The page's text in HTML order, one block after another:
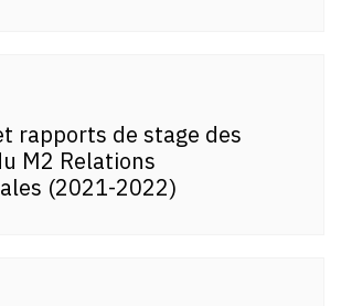
rapports de stage des
M2 Relations
(2021-2022)